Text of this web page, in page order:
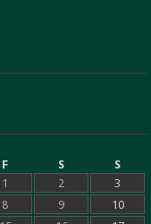
F S
S
1
2
3
8 9
10